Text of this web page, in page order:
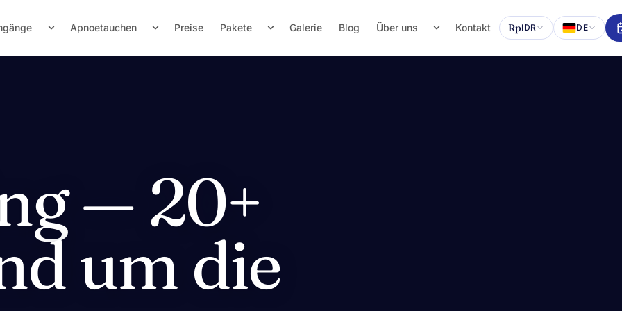
Apnoetauchen Preise Pakete Galerie Blog Über uns Kontakt RpIDR DE
— 20+
um die